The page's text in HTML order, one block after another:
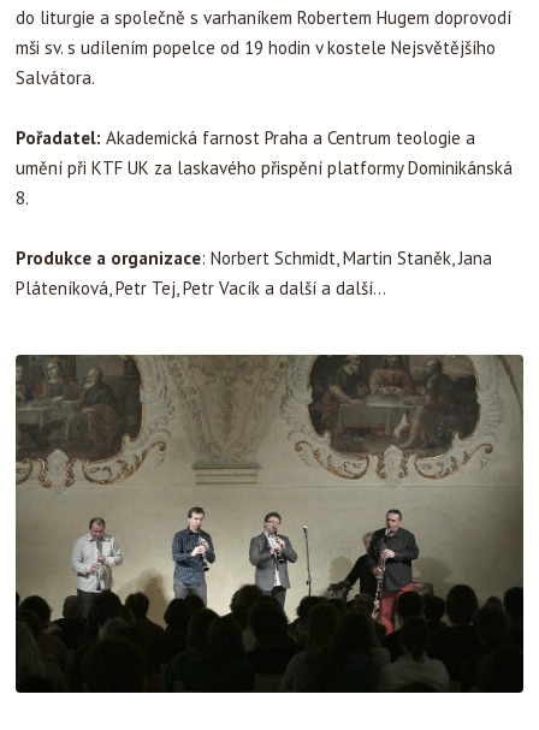
do liturgie a společně s varhaníkem Robertem Hugem doprovodí
mši sv. s udílením popelce od 19 hodin v kostele Nejsvětějšího
Salvátora.
Pořadatel: Akademická farnost Praha a Centrum teologie a
umění při KTF UK za laskavého přispění platformy Dominikánská
8.
Produkce a organizace: Norbert Schmidt, Martin Staněk, Jana
Pláteníková, Petr Tej, Petr Vacík a další a další...